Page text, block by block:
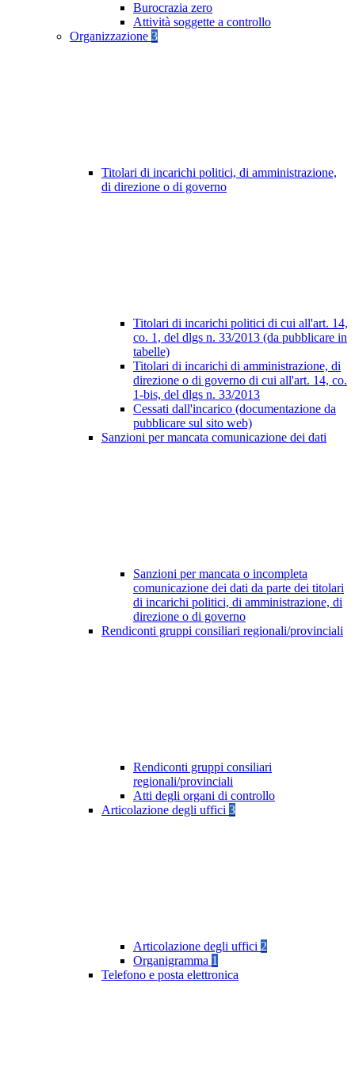
Burocrazia zero
Attività soggette a controllo
Organizzazione 3
Titolari di incarichi politici, di amministrazione,
di direzione o di governo
Titolari di incarichi politici di cui all'art. 14,
co. 1, del dlgs n. 33/2013 (da pubblicare in
tabelle)
Titolari di incarichi di amministrazione, di
direzione o di governo di cui all'art. 14, co.
1-bis, del dlgs n. 33/2013
Cessati dall'incarico (documentazione da
pubblicare sul sito web)
Sanzioni per mancata comunicazione dei dati
Sanzioni per mancata o incompleta
comunicazione dei dati da parte dei titolari
di incarichi politici, di amministrazione, di
direzione o di governo
Rendiconti gruppi consiliari regionali/provinciali
Rendiconti gruppi consiliari
regionali/provinciali
Atti degli organi di controllo
Articolazione degli uffici 3
Articolazione degli uffici 2
Organigramma 1
Telefono e posta elettronica